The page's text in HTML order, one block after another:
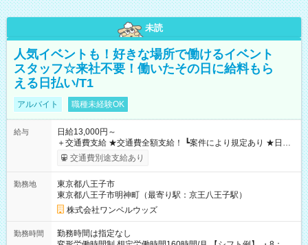
未読
人気イベントも！好きな場所で働けるイベント
スタッフ☆来社不要！働いたその日に給料もら
える日払い/T1
アルバイト 職種未経験OK
給与
日給13,000円～
＋交通費支給 ★交通費全額支給！ ┗案件により規定あり ★日払
いOK！（規定あり） ┗働いたその日に現金GET♪ お仕事後はコ
ンビニATMから 日払い分を引き落とせます！ 【試用期間】試
交通費別途支給あり
勤務地
東京都八王子市
東京都八王子市明神町（最寄り駅：京王八王子駅）
株式会社ワンベルウッズ
勤務時間
勤務時間は指定なし